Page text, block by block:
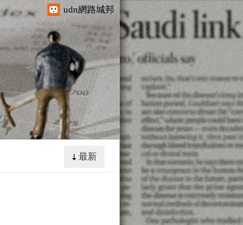
udn網路城邦
最新